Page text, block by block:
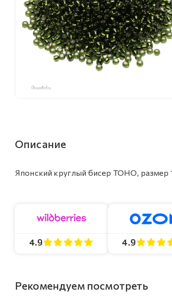
Описание
Японский круглый бисер TOHO,
4.9 4.9
Рекомендуем посмотреть